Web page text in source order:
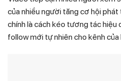
của nhiều người tăng cơ hội phát
chính là cách kéo tương tác hiệu
follow mới tự nhiên cho kênh của